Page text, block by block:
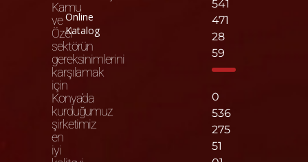
Kamu
ve
Özel
sektörün
gereksinimlerini
karşılamak
için
Konya’da
kurduğumuz
şirketimiz
en
iyi
Online
Katalog
541
471
28
59
0
536
275
51